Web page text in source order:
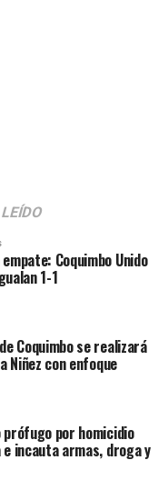
Coquimbo Unido
1-1
Coquimbo se realizará
Niñez con enfoque
prófugo por homicidio
incauta armas, droga y